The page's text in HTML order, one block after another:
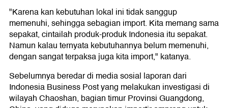
"Karena kan kebutuhan lokal ini tidak sanggup
memenuhi, sehingga sebagian import. Kita memang sama
sepakat, cintailah produk-produk Indonesia itu sepakat.
Namun kalau ternyata kebutuhannya belum memenuhi,
dengan sangat terpaksa juga kita import," katanya.
Sebelumnya beredar di media sosial laporan dari
Indonesia Business Post yang melakukan investigasi di
wilayah Chaoshan, bagian timur Provinsi Guangdong,